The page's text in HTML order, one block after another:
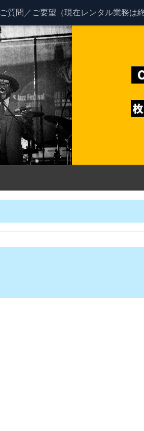
ご質問／ご要望（現在レンタル業務は